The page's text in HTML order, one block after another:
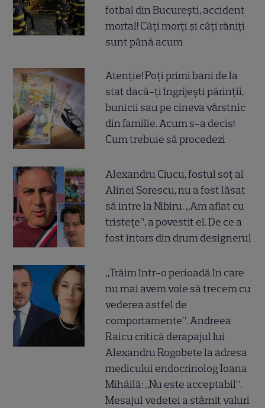
fotbal din București, accident
mortal! Câți morți și câți răniți
sunt până acum
Atenție! Poți primi bani de la
stat dacă-ți îngrijești părinții,
bunicii sau pe cineva vârstnic
din familie. Acum s-a decis!
Cum trebuie să procedezi
Alexandru Ciucu, fostul soț al
Alinei Sorescu, nu a fost lăsat
să intre la Nibiru. „Am aflat cu
tristețe”, a povestit el. De ce a
fost întors din drum designerul
„Trăim într-o perioadă în care
nu mai avem voie să trecem cu
vederea astfel de
comportamente”. Andreea
Raicu critică derapajul lui
Alexandru Rogobete la adresa
medicului endocrinolog Ioana
Mihăilă: „Nu este acceptabil”.
Mesajul vedetei a stârnit valuri